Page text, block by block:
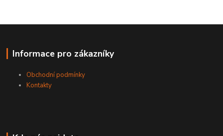
Informace pro zákazníky
Obchodní podmínky
Kontakty